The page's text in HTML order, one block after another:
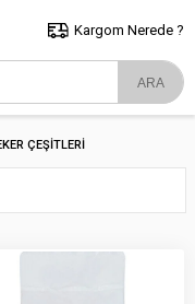
Kargo Bedava!
Kargom Nerede ?
ÇEŞITLERI